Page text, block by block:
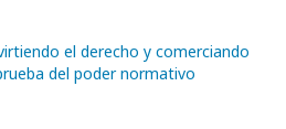
el derecho y comerciando
del poder normativo